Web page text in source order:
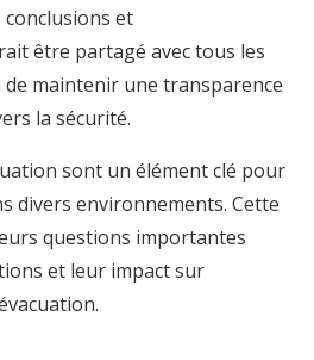
et
être partagé avec tous les
maintenir une transparence
la sécurité.
sont un élément clé pour
divers environnements. Cette
questions importantes
et leur impact sur